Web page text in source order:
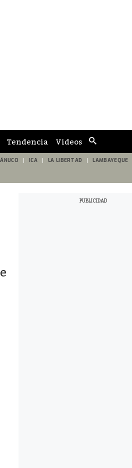
de
búsqueda
Tendencia Videos
ICA LA LIBERTAD LAMBAYEQUE